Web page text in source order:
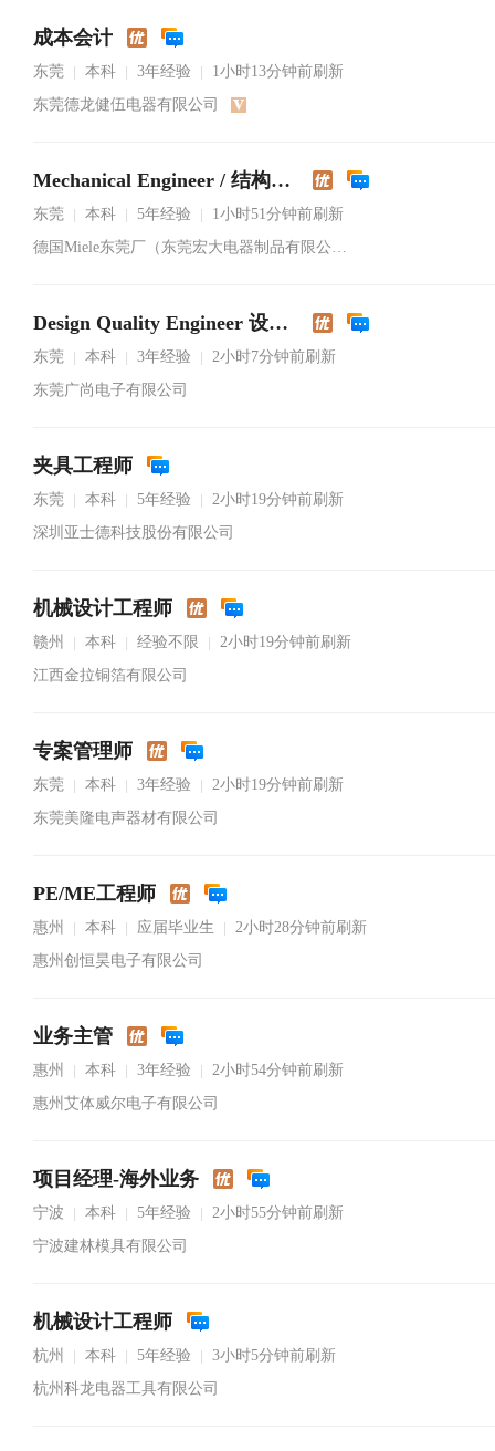
成本会计
东莞 本科 3年经验
1小时13分钟前刷新
东莞德龙健伍电器有限公司
Mechanical Engineer / 结构工程师
东莞 本科 5年经验
1小时51分钟前刷新
德国Miele东莞厂（东莞宏大电器制品有限公司）
Design Quality Engineer 设计品质工程师
东莞 本科 3年经验
2小时7分钟前刷新
东莞广尚电子有限公司
夹具工程师
东莞 本科 5年经验
2小时19分钟前刷新
深圳亚士德科技股份有限公司
机械设计工程师
赣州 本科 经验不限
2小时19分钟前刷新
江西金拉铜箔有限公司
专案管理师
东莞 本科 3年经验
2小时19分钟前刷新
东莞美隆电声器材有限公司
PE/ME工程师
惠州 本科 应届毕业生
2小时28分钟前刷新
惠州创恒昊电子有限公司
业务主管
惠州 本科 3年经验
2小时54分钟前刷新
惠州艾体威尔电子有限公司
项目经理-海外业务
宁波 本科 5年经验
2小时55分钟前刷新
宁波建林模具有限公司
机械设计工程师
杭州 本科 5年经验
3小时5分钟前刷新
杭州科龙电器工具有限公司